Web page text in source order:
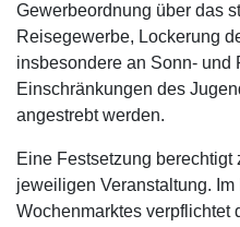
Gewerbeordnung über das
Reisegewerbe, Lockerung
insbesondere an Sonn- und
Einschränkungen des
angestrebt werden.
Eine Festsetzung berechtigt
jeweiligen Veranstaltung.
Wochenmarktes verpflichtet